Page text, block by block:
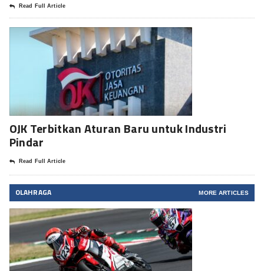
Read Full Article
OJK Terbitkan Aturan Baru untuk Industri
Pindar
Read Full Article
OLAHRAGA MORE ARTICLES